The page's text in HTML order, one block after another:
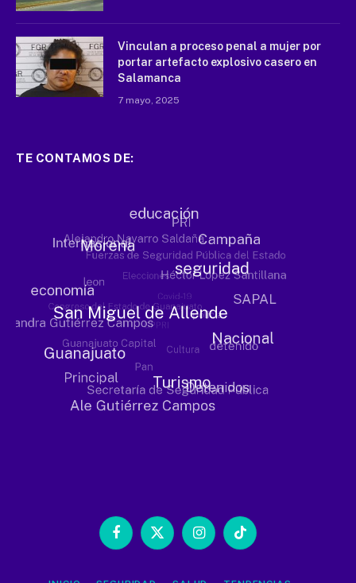
Vinculan a proceso penal a mujer por
portar artefacto explosivo casero en
Salamanca
7 mayo, 2025
TE CONTAMOS DE:
Facebook
X
InstagramTikTok